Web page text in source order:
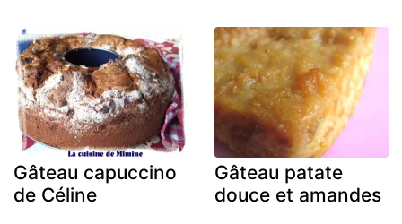
Gâteau capuccino
de Céline
Gâteau patate
douce et amandes